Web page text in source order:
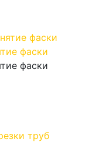
фаски
фаски
труб